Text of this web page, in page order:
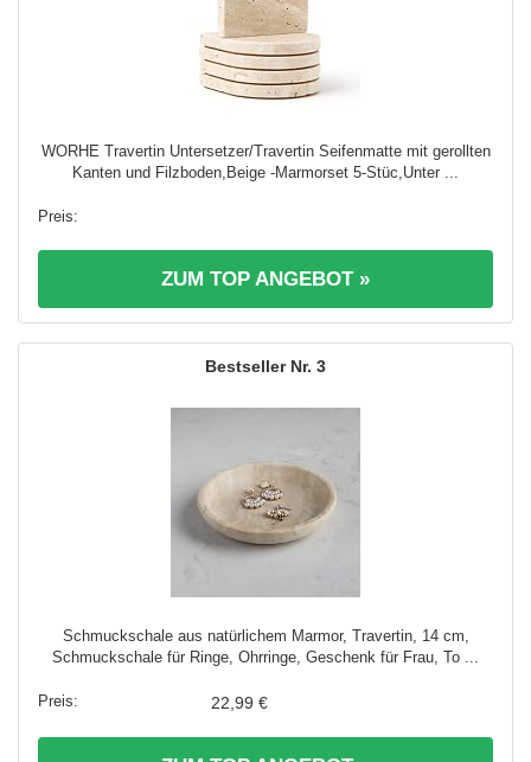
WORHE Travertin Untersetzer/Travertin Seifenmatte mit gerollten
Kanten und Filzboden,Beige -Marmorset 5-Stüc,Unter ...
ZUM TOP ANGEBOT »
3
Schmuckschale aus natürlichem Marmor, Travertin, 14 cm,
Schmuckschale für Ringe, Ohrringe, Geschenk für Frau, To ...
22,99 €